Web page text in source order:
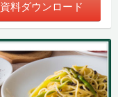
資料ダウンロード